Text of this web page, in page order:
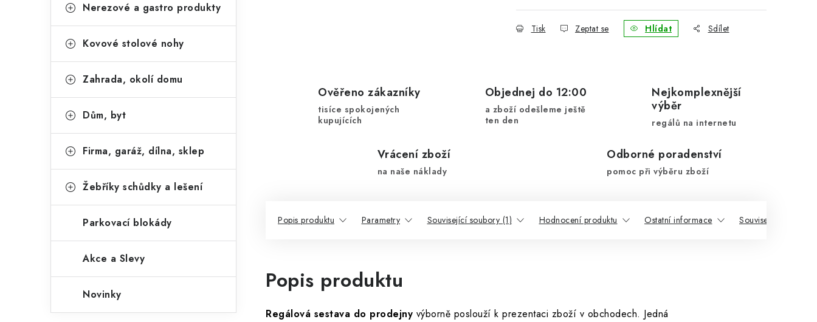
Nerezové a gastro produkty
Kovové stolové nohy
Zahrada, okolí domu
Dům, byt
Firma, garáž, dílna, sklep
Žebříky schůdky a lešení
Parkovací blokády
Akce a Slevy
Novinky
Tisk Zeptat se Hlídat Sdílet
Ověřeno zákazníky
tisíce spokojených
kupujících
Objednej do 12:00
a zboží odešleme ještě
ten den
Nejkomplexnější
výběr
regálů na internetu
Vrácení zboží
na naše náklady
Odborné poradenství
pomoc při výběru zboží
Popis produktu Parametry Související soubory (1) Hodnocení produktu Ostatní informace Související produkty
Popis produktu
Regálová sestava do prodejny výborně poslouží k prezentaci zboží v obchodech. Jedná